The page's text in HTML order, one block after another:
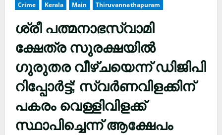
Crime Kerala Main Thiruvannathapuram
ശ്രീ പത്മനാഭസ്വാമി
ക്ഷേത്ര സുരക്ഷയിൽ
ഗുരുതര വീഴ്ചയെന്ന് ഡിജിപി
റിപ്പോർട്ട്; സ്വർണവിളക്കിന്
പകരം വെള്ളിവിളക്ക്
സ്ഥാപിച്ചെന്ന് ആക്ഷേപം